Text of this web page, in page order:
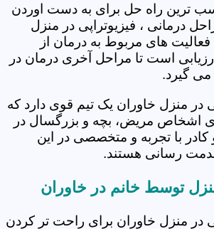
ترین راه حل برای به دست اوردن
درمانی ، فیزیوتراپی در منزل
های مربوط به درمان از
است تا مراحل آخری درمان در
گیرد.
در منزل خاوران یک تیم قوی دارد که
اشخاص مریض، بچه و بزرگسال در
کادر با تجربه و متخصصی در این
رسانی هستند.
توسط خانم در خاوران
در منزل خاوران برای راحت تر کردن